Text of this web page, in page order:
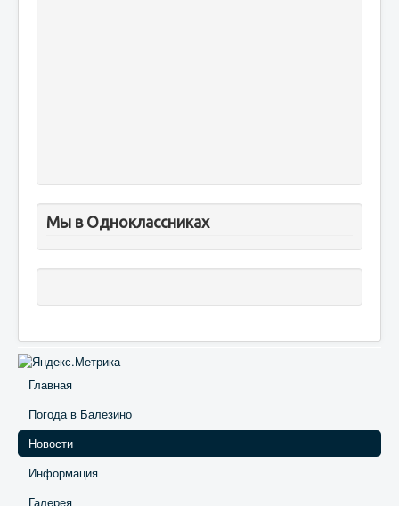
Мы в Одноклассниках
Главная
Погода в Балезино
Новости
Информация
Галерея